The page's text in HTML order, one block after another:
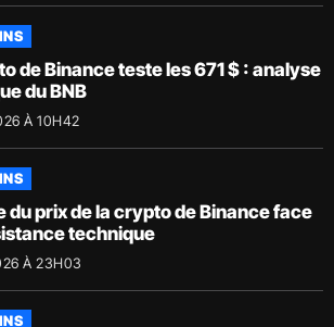
de Binance teste les 671 $ : analyse
du BNB
À 10H42
du prix de la crypto de Binance face
technique
À 23H03